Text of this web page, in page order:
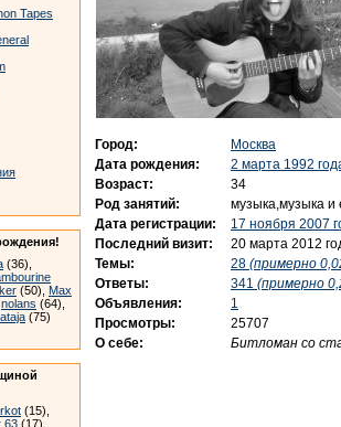
Tapes
(36),
(50), Max
nolans (64),
(75)
(15),
63 (17),
Город:
Москва
Дата рождения:
2 марта 1992
Возраст:
34
Род занятий:
музыка,музыка
Дата регистрации:
17 ноября 2007
Последний визит:
20 марта 2012
Темы:
28 (примерно
Ответы:
341 (примерно
Объявления:
1
Просмотры:
25707
О себе:
Битломан со